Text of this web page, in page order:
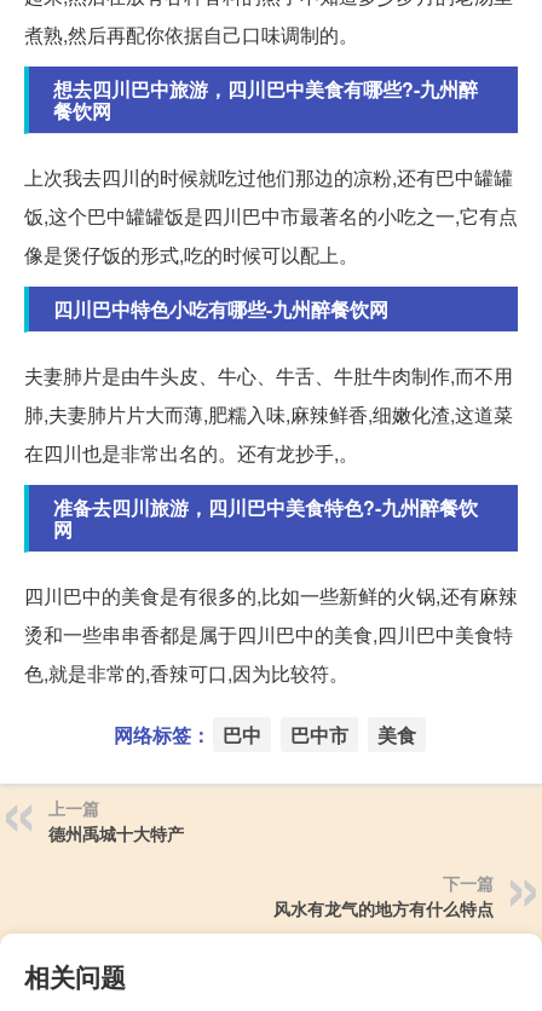
煮熟,然后再配你依据自己口味调制的。
想去四川巴中旅游，四川巴中美食有哪些?-九州醉
餐饮网
上次我去四川的时候就吃过他们那边的凉粉,还有巴中罐罐
饭,这个巴中罐罐饭是四川巴中市最著名的小吃之一,它有点
像是煲仔饭的形式,吃的时候可以配上。
四川巴中特色小吃有哪些-九州醉餐饮网
夫妻肺片是由牛头皮、牛心、牛舌、牛肚牛肉制作,而不用
肺,夫妻肺片片大而薄,肥糯入味,麻辣鲜香,细嫩化渣,这道菜
在四川也是非常出名的。还有龙抄手,。
准备去四川旅游，四川巴中美食特色?-九州醉餐饮
网
四川巴中的美食是有很多的,比如一些新鲜的火锅,还有麻辣
烫和一些串串香都是属于四川巴中的美食,四川巴中美食特
色,就是非常的,香辣可口,因为比较符。
网络标签： 巴中 巴中市 美食
上一篇
德州禹城十大特产
下一篇
风水有龙气的地方有什么特点
相关问题